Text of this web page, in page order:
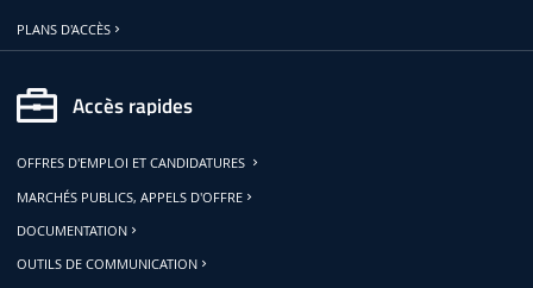
PLANS D'ACCÈS
Accès rapides
OFFRES D'EMPLOI ET CANDIDATURES
MARCHÉS PUBLICS, APPELS D'OFFRE
DOCUMENTATION
OUTILS DE COMMUNICATION